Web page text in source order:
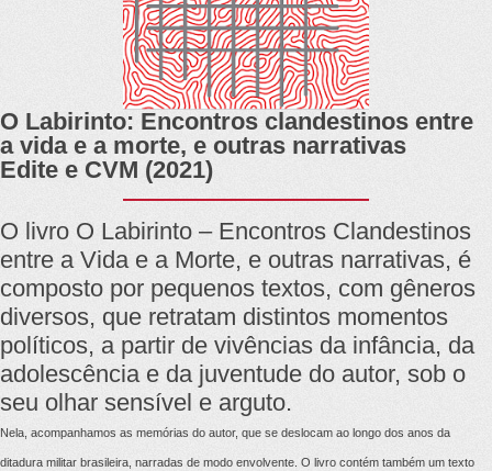
O Labirinto: Encontros clandestinos entre
a vida e a morte, e outras narrativas
Edite e CVM (2021)
O livro O Labirinto – Encontros Clandestinos
entre a Vida e a Morte, e outras narrativas, é
composto por pequenos textos, com gêneros
diversos, que retratam distintos momentos
políticos, a partir de vivências da infância, da
adolescência e da juventude do autor, sob o
seu olhar sensível e arguto.
Nela, acompanhamos as memórias do autor, que se deslocam ao longo dos anos da
ditadura militar brasileira, narradas de modo envolvente. O livro contém também um texto